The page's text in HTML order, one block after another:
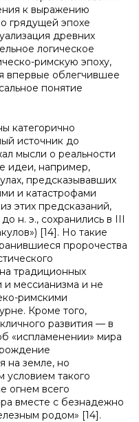
к выражению
грядущей эпохе
древних
логическое
римскую эпоху,
впервые облегчившее
понятие
категорично
источник до
мысли о реальности
идеи, например,
предсказывавших
и катастрофами
этих предсказаний,
н. э., сохранились в III
[14]. Но такие
пророчества
традиционных
и мессианизма и не
римскими
Кроме того,
развития — в
«испламенении» мира
на земле, но
условием такого
огнем всего
вместе с безнадежно
родом» [14].